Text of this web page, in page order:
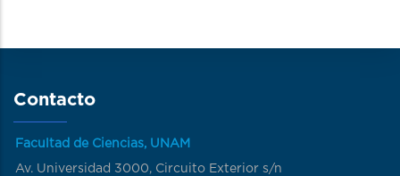
Contacto
Facultad de Ciencias, UNAM
Av. Universidad 3000, Circuito Exterior s/n